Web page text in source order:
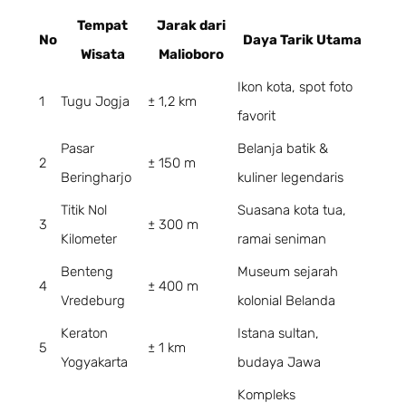
No
Tempat
Wisata
Jarak dari
Malioboro
Daya Tarik Utama
1 Tugu Jogja ± 1,2 km
Ikon kota, spot foto
favorit
2
Pasar
Beringharjo
± 150 m
Belanja batik &
kuliner legendaris
3
Titik Nol
Kilometer
± 300 m
Suasana kota tua,
ramai seniman
4
Benteng
Vredeburg
± 400 m
Museum sejarah
kolonial Belanda
5
Keraton
Yogyakarta
± 1 km
Istana sultan,
budaya Jawa
Kompleks